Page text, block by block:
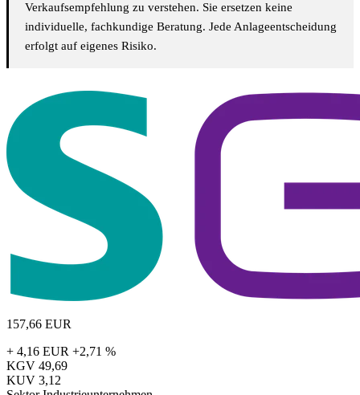
Verkaufsempfehlung zu verstehen. Sie ersetzen keine
individuelle, fachkundige Beratung. Jede Anlageentscheidung
erfolgt auf eigenes Risiko.
157,66 EUR
+ 4,16 EUR +2,71 %
KGV 49,69
KUV 3,12